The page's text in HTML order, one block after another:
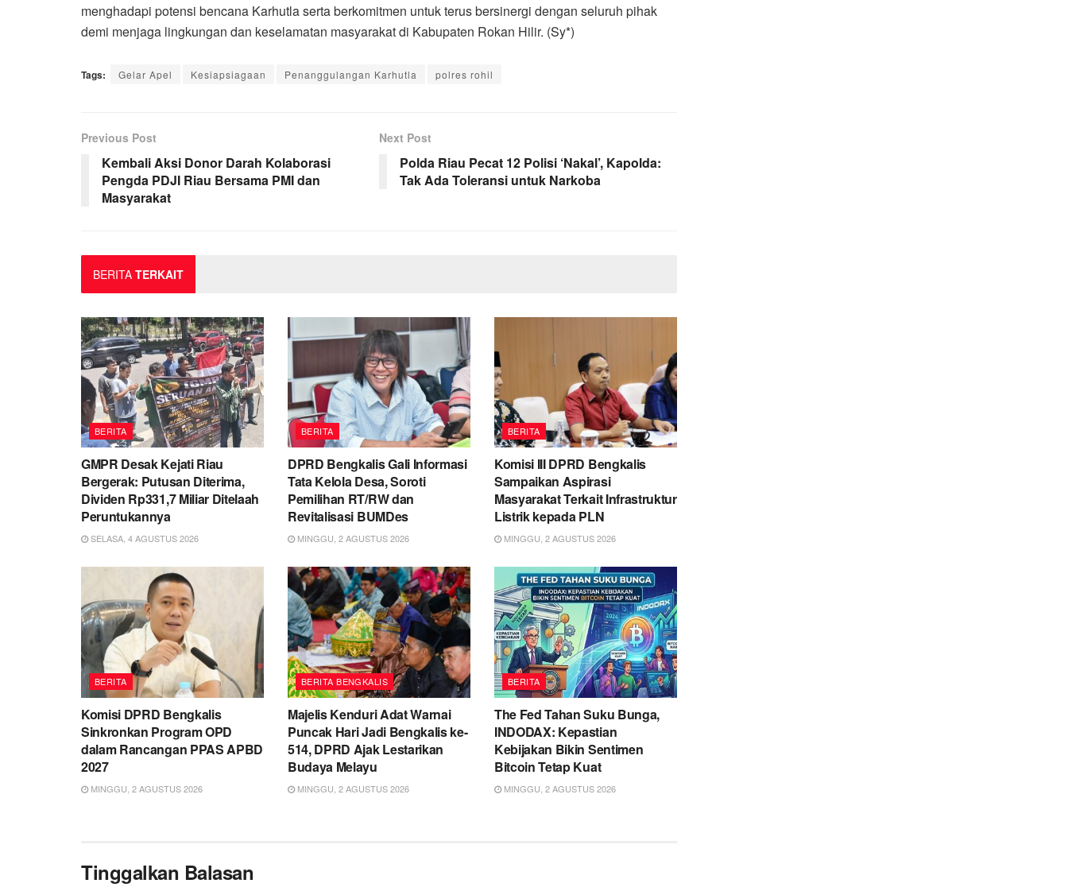
menghadapi potensi bencana Karhutla serta berkomitmen untuk terus bersinergi dengan seluruh pihak
demi menjaga lingkungan dan keselamatan masyarakat di Kabupaten Rokan Hilir. (Sy*)
Tags: Gelar Apel Kesiapsiagaan Penanggulangan Karhutla polres rohil
Previous Post
Kembali Aksi Donor Darah Kolaborasi
Pengda PDJI Riau Bersama PMI dan
Masyarakat
Next Post
Polda Riau Pecat 12 Polisi ‘Nakal’, Kapolda:
Tak Ada Toleransi untuk Narkoba
BERITA TERKAIT
BERITA
GMPR Desak Kejati Riau
Bergerak: Putusan Diterima,
Dividen Rp331,7 Miliar Ditelaah
Peruntukannya
SELASA, 4 AGUSTUS 2026
BERITA
DPRD Bengkalis Gali Informasi
Tata Kelola Desa, Soroti
Pemilihan RT/RW dan
Revitalisasi BUMDes
MINGGU, 2 AGUSTUS 2026
BERITA
Komisi III DPRD Bengkalis
Sampaikan Aspirasi
Masyarakat Terkait Infrastruktur
Listrik kepada PLN
MINGGU, 2 AGUSTUS 2026
BERITA
Komisi DPRD Bengkalis
Sinkronkan Program OPD
dalam Rancangan PPAS APBD
2027
MINGGU, 2 AGUSTUS 2026
BERITA BENGKALIS
Majelis Kenduri Adat Warnai
Puncak Hari Jadi Bengkalis ke-
514, DPRD Ajak Lestarikan
Budaya Melayu
MINGGU, 2 AGUSTUS 2026
BERITA
The Fed Tahan Suku Bunga,
INDODAX: Kepastian
Kebijakan Bikin Sentimen
Bitcoin Tetap Kuat
MINGGU, 2 AGUSTUS 2026
Tinggalkan Balasan